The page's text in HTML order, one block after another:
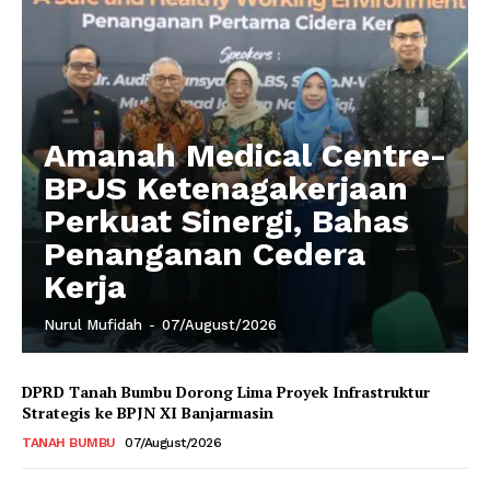
Amanah Medical Centre-
BPJS Ketenagakerjaan
Perkuat Sinergi, Bahas
Penanganan Cedera
Kerja
Nurul Mufidah - 07/August/2026
DPRD Tanah Bumbu Dorong Lima Proyek Infrastruktur
Strategis ke BPJN XI Banjarmasin
TANAH BUMBU 07/August/2026